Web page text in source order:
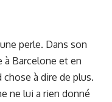
perle. Dans son
à Barcelone et en
chose à dire de plus.
ne lui a rien donné